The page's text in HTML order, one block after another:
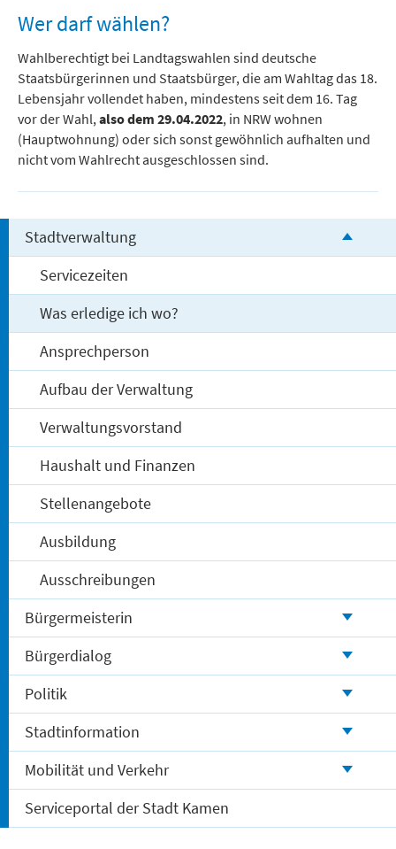
Wer darf wählen?
Wahlberechtigt bei Landtagswahlen sind deutsche
Staatsbürgerinnen und Staatsbürger, die am Wahltag das 18.
Lebensjahr vollendet haben, mindestens seit dem 16. Tag
vor der Wahl,also dem 29.04.2022, in NRW wohnen
(Hauptwohnung) oder sich sonst gewöhnlich aufhalten und
nicht vom Wahlrecht ausgeschlossen sind.
Stadtverwaltung
Servicezeiten
Was erledige ich wo?
Ansprechperson
Aufbau der Verwaltung
Verwaltungsvorstand
Haushalt und Finanzen
Stellenangebote
Ausbildung
Ausschreibungen
Bürgermeisterin
Bürgerdialog
Politik
Stadtinformation
Mobilität und Verkehr
Serviceportal der Stadt Kamen